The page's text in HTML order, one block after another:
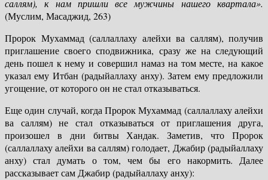
саллям), к нам пришли все мужчины нашего квартала».
(Муслим, Масаджид, 263)
Пророк Мухаммад (саллаллаху алейхи ва саллям), получив
приглашение своего сподвижника, сразу же на следующий
день пошел к нему и совершил намаз на том месте, на какое
указал ему Итбан (радыйаллаху анху). Затем ему предложили
угощение, от которого он не стал отказываться.
Еще один случай, когда Пророк Мухаммад (саллаллаху алейхи
ва саллям) не стал отказываться от приглашения друга,
произошел в дни битвы Хандак. Заметив, что Пророк
(саллаллаху алейхи ва саллям) голодает, Джабир (радыйаллаху
анху) стал думать о том, чем бы его накормить. Далее
рассказывает сам Джабир (радыйаллаху анху):